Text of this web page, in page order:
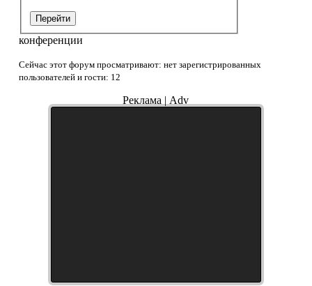
Перейти
конференции
Сейчас этот форум просматривают: нет зарегистрированных
пользователей и гости: 12
Реклама | Adv